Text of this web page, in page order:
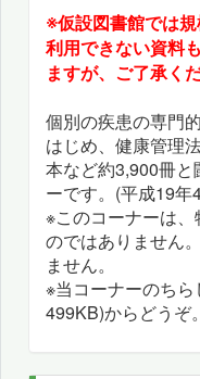
※仮設図書館では規
利用できない資料
ますが、ご了承くだ
個別の疾患の専門
はじめ、健康管理
本など約3,900冊
ーです。(平成19年
※このコーナーは
のではありません
ません。
※当コーナーのちら
499KB)からどうぞ。